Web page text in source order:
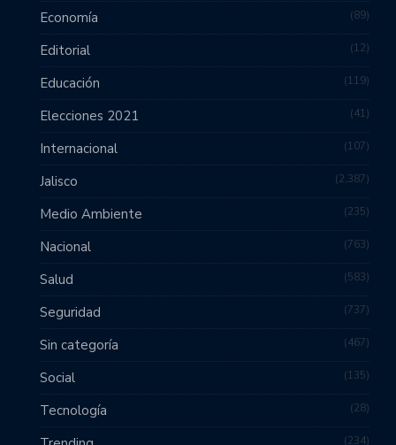
Economía 89
Editorial 12
Educación 119
Elecciones 2021 41
Internacional 107
Jalisco 2,387
Medio Ambiente 235
Nacional 763
Salud 583
Seguridad 737
Sin categoría 467
Social 135
Tecnología 28
234